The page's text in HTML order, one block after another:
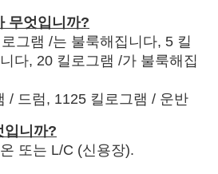
무엇입니까?
그램 /는 불룩해집니다, 5 킬
다, 20 킬로그램 /가 불룩해집
/ 드럼, 1125 킬로그램 / 운반
입니까?
또는 L/C (신용장).